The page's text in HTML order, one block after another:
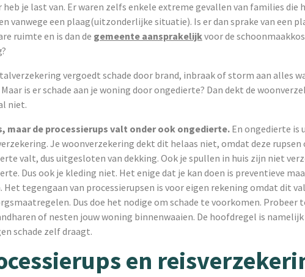
heb je last van. Er waren zelfs enkele extreme gevallen van families die
vanwege een plaag(uitzonderlijke situatie). Is er dan sprake van een
ruimte en is dan de gemeente aansprakelijkvoor de
vergoedt schade door brand, inbraak of storm aan alles
Maar is er schade aan je woning door ongedierte? Dan dekt de
niet.
maar de processierups valt onder ook ongedierte.En ongedierte is
Je woonverzekering dekt dit helaas niet, omdat deze rupsen
valt, dus uitgesloten van dekking. Ook je spullen in huis zijn niet
Dus ook je kleding niet. Het enige dat je kan doen is preventieve
Het tegengaan van processierupsen is voor eigen rekening omdat dit
Dus doe het nodige om schade te voorkomen. Probeer
of nesten jouw woning binnenwaaien. De hoofdregel is
schade zelf draagt.
en